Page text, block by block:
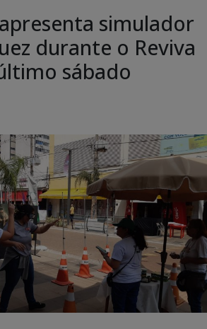
simulador
durante o Reviva
sábado